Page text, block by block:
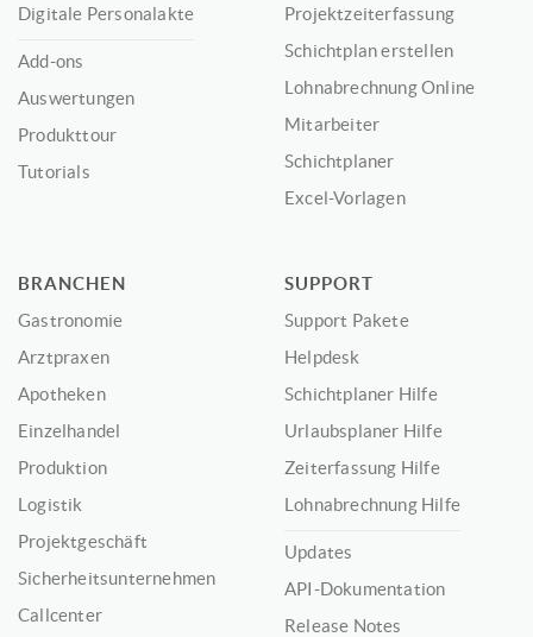
Digitale Personalakte
Add-ons
Auswertungen
Produkttour
Tutorials
Projektzeiterfassung
Schichtplan erstellen
Lohnabrechnung Online
Mitarbeiter
Schichtplaner
Excel-Vorlagen
BRANCHEN
Gastronomie
Arztpraxen
Apotheken
Einzelhandel
Produktion
Logistik
Projektgeschäft
Sicherheitsunternehmen
Callcenter
SUPPORT
Support Pakete
Helpdesk
Schichtplaner Hilfe
Urlaubsplaner Hilfe
Zeiterfassung Hilfe
Lohnabrechnung Hilfe
Updates
API-Dokumentation
Release Notes